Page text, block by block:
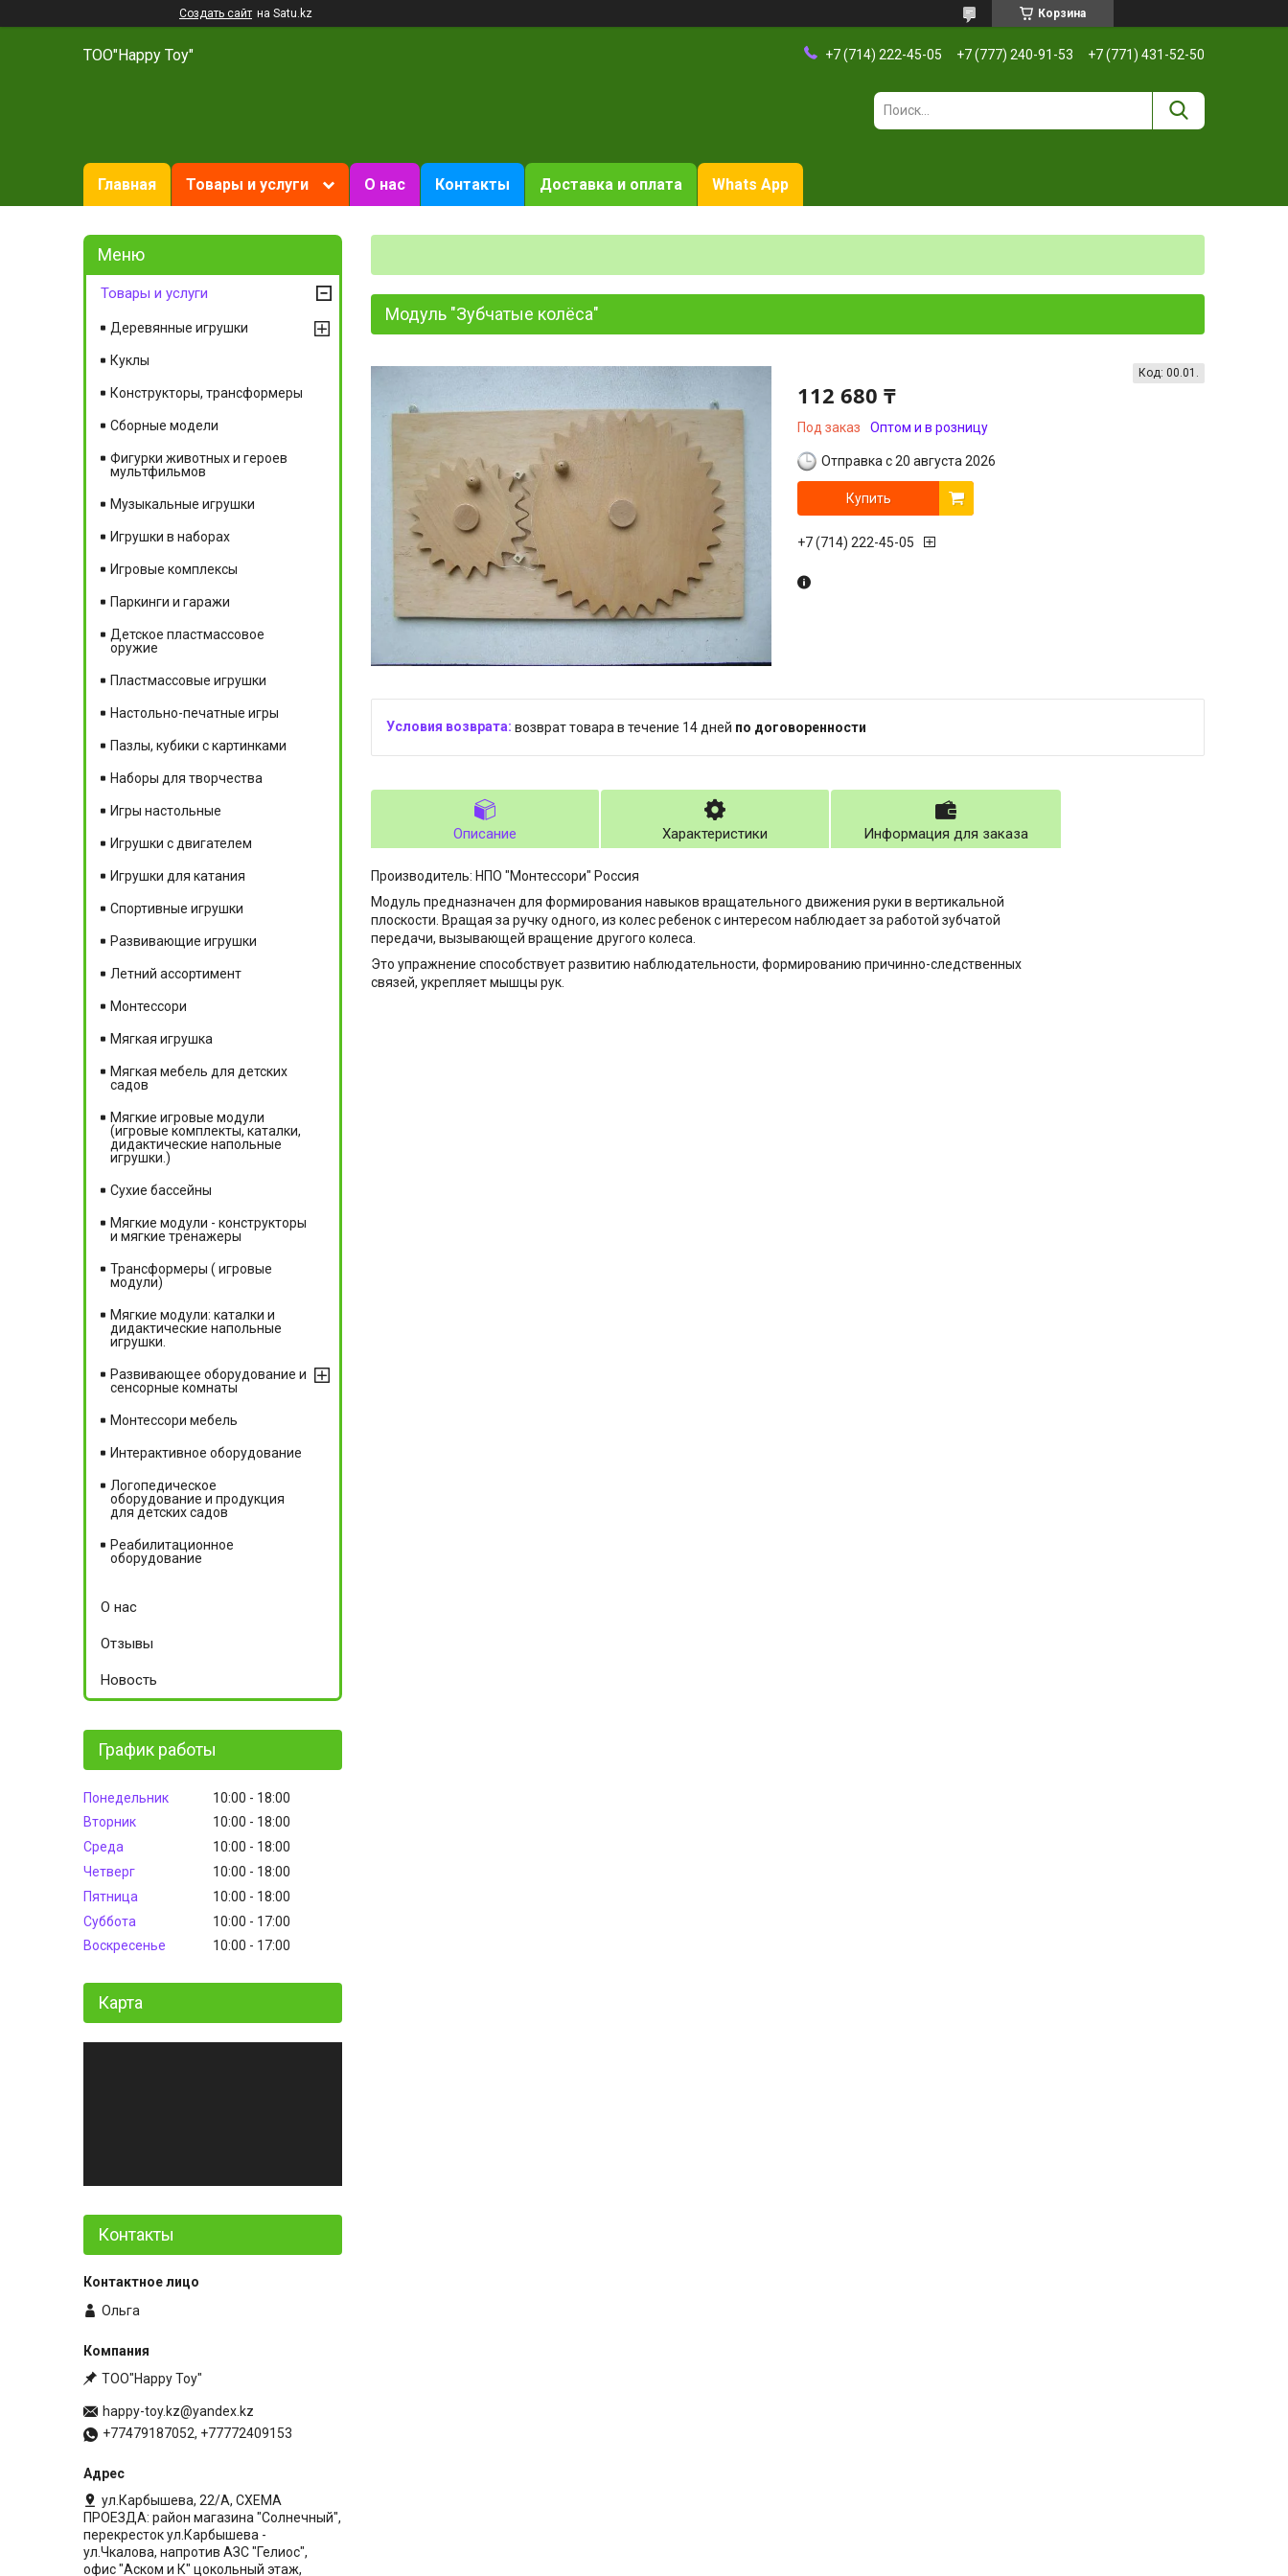
Создать сайт на Satu.kz Корзина
ТОО"Happy Toy" +7 (714) 222-45-05 +7 (777) 240-91-53 +7 (771) 431-52-50
Главная Товары и услуги О нас Контакты Доставка и оплата Whats App
Модуль "Зубчатые колёса"
112 680 ₸
Под заказ Оптом и в розницу
Код: 00.01.
Отправка с 20 августа 2026
Купить
+7 (714) 222-45-05
возврат товара в течение 14 дней по договоренности
Описание Характеристики Информация для заказа
Производитель: НПО "Монтессори" Россия
Модуль предназначен для формирования навыков вращательного движения руки в вертикальной
плоскости. Вращая за ручку одного, из колес ребенок с интересом наблюдает за работой зубчатой
передачи, вызывающей вращение другого колеса.
Это упражнение способствует развитию наблюдательности, формированию причинно-следственных
связей, укрепляет мышцы рук.
Товары и услуги
Деревянные игрушки
Куклы
Конструкторы, трансформеры
Сборные модели
Фигурки животных и героев
мультфильмов
Музыкальные игрушки
Игрушки в наборах
Игровые комплексы
Паркинги и гаражи
Детское пластмассовое
оружие
Пластмассовые игрушки
Настольно-печатные игры
Пазлы, кубики с картинками
Наборы для творчества
Игры настольные
Игрушки с двигателем
Игрушки для катания
Спортивные игрушки
Развивающие игрушки
Летний ассортимент
Монтессори
Мягкая игрушка
Мягкая мебель для детских
садов
Мягкие игровые модули
(игровые комплекты, каталки,
дидактические напольные
игрушки.)
Сухие бассейны
Мягкие модули - конструкторы
и мягкие тренажеры
Трансформеры ( игровые
модули)
Мягкие модули: каталки и
дидактические напольные
игрушки.
Развивающее оборудование и
сенсорные комнаты
Монтессори мебель
Интерактивное оборудование
Логопедическое
оборудование и продукция
для детских садов
Реабилитационное
оборудование
О нас
Отзывы
Новость
График работы
Понедельник 10:00
18:00
Вторник
10:00
18:00
Среда
10:00
18:00
Четверг
10:00
18:00
Пятница
10:00
18:00
Суббота
10:00
17:00
Воскресенье
10:00 17:00
Карта
Контакты
Ольга
ТОО"Happy Toy"
happy-toy.kz@yandex.kz
+77479187052, +77772409153
ул.Карбышева, 22/А, СХЕМА
ПРОЕЗДА: район магазина "Солнечный",
перекресток ул.Карбышева -
ул.Чкалова, напротив АЗС "Гелиос",
офис "Аском и К" цокольный этаж,